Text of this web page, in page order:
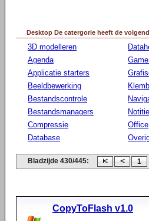
Desktop De catergorie heeft de
3D modelleren
Agenda
Applicatie starters
Beeldbewerking
Bestandscontrole
Bestandsmanagers
Compressie
Database
Office
Bladzijde 430/445: 1
CopyToFlash v1.0